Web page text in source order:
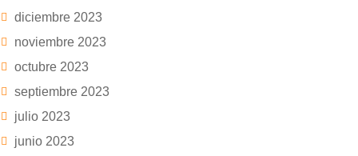
diciembre 2023
noviembre 2023
octubre 2023
septiembre 2023
julio 2023
junio 2023